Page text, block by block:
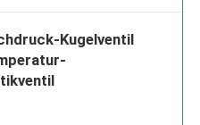
Kugelventil